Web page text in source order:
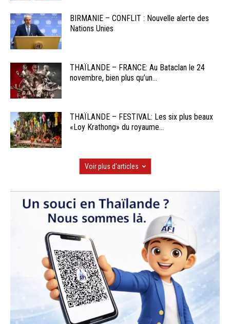
BIRMANIE – CONFLIT : Nouvelle alerte des
Nations Unies
THAÏLANDE – FRANCE: Au Bataclan le 24
novembre, bien plus qu’un...
THAÏLANDE – FESTIVAL: Les six plus beaux
«Loy Krathong» du royaume...
Voir plus d'articles